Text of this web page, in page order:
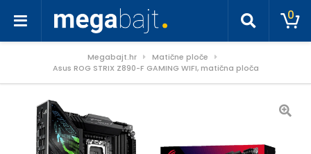
0
Megabajt.hr
Matične ploče
Asus ROG STRIX Z890-F GAMING WIFI, matična ploča